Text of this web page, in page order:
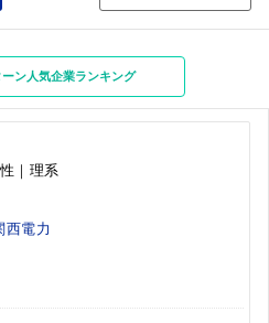
ン人気企業ランキング
｜理系
西電力